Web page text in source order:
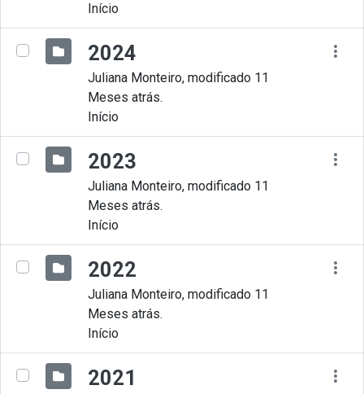
Início
2024
Juliana Monteiro, modificado 11
Meses atrás.
Início
2023
Juliana Monteiro, modificado 11
Meses atrás.
Início
2022
Juliana Monteiro, modificado 11
Meses atrás.
Início
2021